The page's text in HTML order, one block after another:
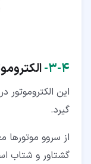
۴‏-‏۳‏-
این الکتروموتور
گیرد.
از سروو موتورها
گشتاور و شتاب